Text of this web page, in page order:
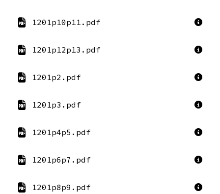
1201p10p11.pdf
1201p12p13.pdf
1201p2.pdf
1201p3.pdf
1201p4p5.pdf
1201p6p7.pdf
1201p8p9.pdf